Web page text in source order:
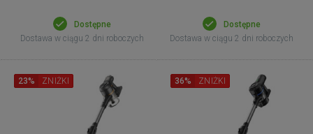
Dostępne
Dostawa w ciągu 2 dni roboczych
Dostępne
Dostawa w ciągu 2 dni roboczych
23% ZNIŻKI 36% ZNIŻKI